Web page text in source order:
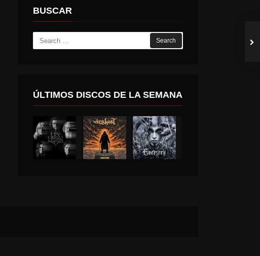
BUSCAR
Search
for:
ÚLTIMOS DISCOS DE LA SEMANA